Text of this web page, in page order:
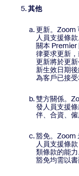
其他
更新。Zoom
人員支援條
關本 Premier
律要求更新
更新將於更
新生效日期
為客戶已接受
雙方關係。
發人員支援
伴、合資、僱
豁免。Zoom
人員支援條
類條款的能
豁免均需以書